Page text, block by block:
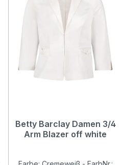
Betty Barclay Damen 3/4
Arm Blazer off white